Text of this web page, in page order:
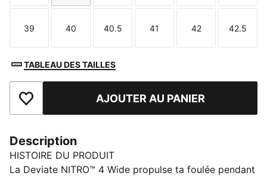
Taille
39
Taille
40
Taille
40.5
Taille
41
Taille
42
Taille
42.5
TABLEAU DES TAILLES
Ajouter aux favorisAJOUTER AU PANIER
Description
HISTOIRE DU PRODUIT
La Deviate NITRO™ 4 Wide propulse ta foulée pendant